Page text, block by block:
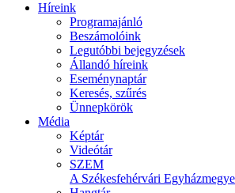
Híreink
Programajánló
Beszámolóink
Legutóbbi bejegyzések
Állandó híreink
Eseménynaptár
Keresés, szűrés
Ünnepkörök
Média
Képtár
Videótár
SZEM
A Székesfehérvári